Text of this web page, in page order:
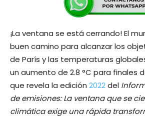
¡La ventana se está cerrando! El
buen camino para alcanzar los
de París y las temperaturas
un aumento de 2.8 °C para finales
que revela la edición 2022del
de emisiones: La ventana que se
climática exige una rápida